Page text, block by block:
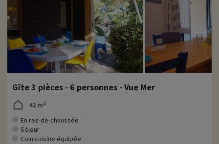
Gîte 3 pièces - 6 personnes - Vue Mer
42 m²
En rez-de-chaussée :
Séjour
Coin cuisine équipée